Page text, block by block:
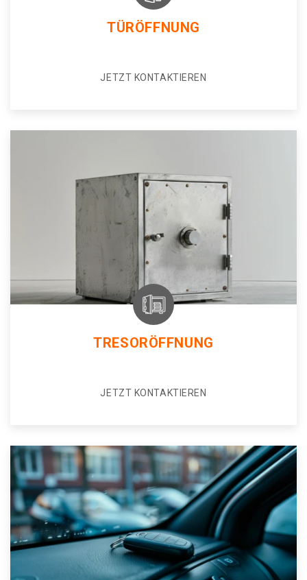
TÜRÖFFNUNG
JETZT KONTAKTIEREN
TRESORÖFFNUNG
JETZT KONTAKTIEREN